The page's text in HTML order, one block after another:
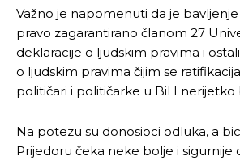
Važno je napomenuti da je
pravo zagarantirano članom 27
deklaracije o ljudskim pravima i
o ljudskim pravima čijim se
političari i političarke u BiH nerijetko
Na potezu su donosioci odluka, a
Prijedoru čeka neke bolje i sigurnije